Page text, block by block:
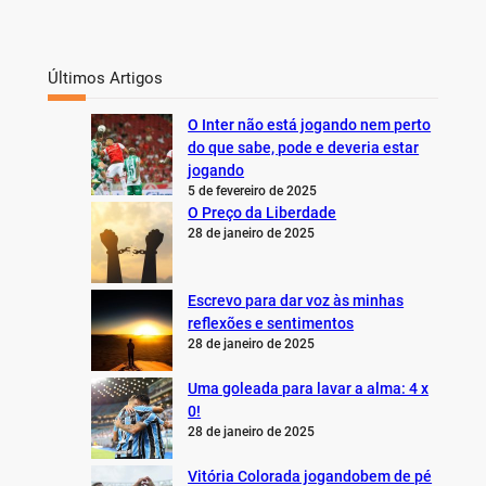
Últimos Artigos
O Inter não está jogando nem perto
do que sabe, pode e deveria estar
jogando
5 de fevereiro de 2025
O Preço da Liberdade
28 de janeiro de 2025
Escrevo para dar voz às minhas
reflexões e sentimentos
28 de janeiro de 2025
Uma goleada para lavar a alma: 4 x
0!
28 de janeiro de 2025
Vitória Colorada jogandobem de pé